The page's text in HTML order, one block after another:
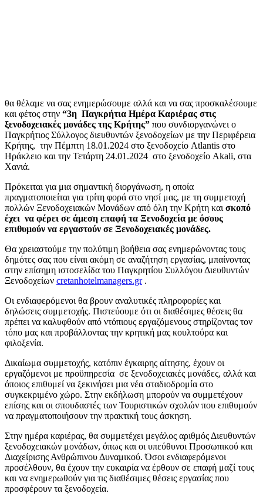
θα θέλαμε να σας ενημερώσουμε αλλά και να σας προσκαλέσουμε
και φέτος στην “3η Παγκρήτια Ημέρα Καριέρας στις
ξενοδοχειακές μονάδες της Κρήτης” που συνδιοργανώνει ο
Παγκρήτιος Σύλλογος διευθυντών ξενοδοχείων με την Περιφέρεια
Κρήτης, την Πέμπτη 18.01.2024 στο ξενοδοχείο Atlantis στo
Ηράκλειο και την Τετάρτη 24.01.2024 στο ξενοδοχείο Akali, στα
Χανιά.
Πρόκειται για μια σημαντική διοργάνωση, η οποία
πραγματοποιείται για τρίτη φορά στο νησί μας, με τη συμμετοχή
πολλών Ξενοδοχειακών Μονάδων από όλη την Κρήτη και σκοπό
έχει να φέρει σε άμεση επαφή τα Ξενοδοχεία με όσους
επιθυμούν να εργαστούν σε Ξενοδοχειακές μονάδες.
Θα χρειαστούμε την πολύτιμη βοήθεια σας ενημερώνοντας τους
δημότες σας που είναι ακόμη σε αναζήτηση εργασίας, μπαίνοντας
στην επίσημη ιστοσελίδα του Παγκρητίου Συλλόγου Διευθυντών
Ξενοδοχείων cretanhotelmanagers.gr.
Οι ενδιαφερόμενοι θα βρουν αναλυτικές πληροφορίες και
δηλώσεις συμμετοχής. Πιστεύουμε ότι οι διαθέσιμες θέσεις θα
πρέπει να καλυφθούν από ντόπιους εργαζόμενους στηρίζοντας τον
τόπο μας και προβάλλοντας την κρητική μας κουλτούρα και
φιλοξενία.
Δικαίωμα συμμετοχής, κατόπιν έγκαιρης αίτησης, έχουν οι
εργαζόμενοι με προϋπηρεσία σε ξενοδοχειακές μονάδες, αλλά και
όποιος επιθυμεί να ξεκινήσει μια νέα σταδιοδρομία στο
συγκεκριμένο χώρο. Στην εκδήλωση μπορούν να συμμετέχουν
επίσης και οι σπουδαστές των Τουριστικών σχολών που επιθυμούν
να πραγματοποιήσουν την πρακτική τους άσκηση.
Στην ημέρα καριέρας, θα συμμετέχει μεγάλος αριθμός Διευθυντών
ξενοδοχειακών μονάδων, όπως και οι υπεύθυνοι Προσωπικού και
Διαχείρισης Ανθρώπινου Δυναμικού. Όσοι ενδιαφερόμενοι
προσέλθουν, θα έχουν την ευκαιρία να έρθουν σε επαφή μαζί τους
και να ενημερωθούν για τις διαθέσιμες θέσεις εργασίας που
προσφέρουν τα ξενοδοχεία.